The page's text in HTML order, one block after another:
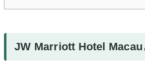
JW Marriott Hotel Macau